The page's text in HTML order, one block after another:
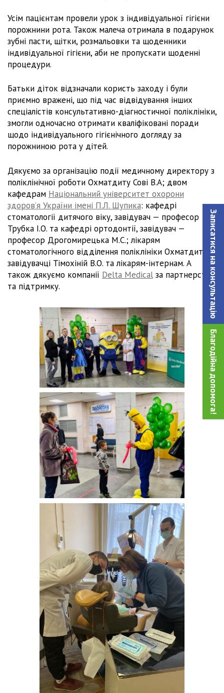
Записатися на консультацiю
Благодійна допомога!
Усім пацієнтам провели урок з індивідуальної гігієни
порожнини рота. Також малеча отримала в подарунок
зубні пасти, щітки, розмальовки та щоденники
індивідуальної гігієни, аби не пропускати щоденні
процедури.
Батьки діток відзначали користь заходу і були
приємно вражені, що під час відвідування інших
спеціалістів консультативно-діагностичної поліклініки,
змогли одночасно отримати кваліфіковані поради
щодо індивідуального гігієнічного догляду за
порожниною рота у дітей.
Дякуємо за організацію події медичному директору з
поліклінічної роботи Охматдиту Сові В.А; двом
кафедрам Національний університет охорони
здоров’я України імені П.Л. Шупика: кафедрі
стоматології дитячого віку, завідувач — професор
Трубка І.О. та кафедрі ортодонтії, завідувач —
професор Дрогомирецька М.С.; лікарям
стоматологічного відділення поліклініки Охматдиту і
завідувачці Тімохіній В.О. та лікарям-інтернам. А
також дякуємо компанії Delta Medical за партнерство
та підтримку.